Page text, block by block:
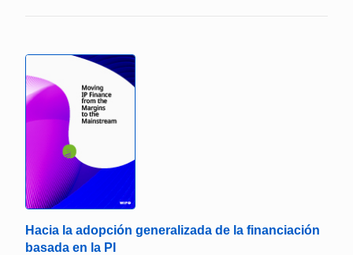
Hacia la adopción generalizada de la financiación
basada en la PI